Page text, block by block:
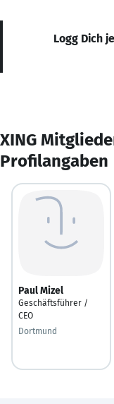
Logg Dich
XING
Profilangaben
Paul Mizel
Geschäftsführer /
CEO
Dortmund